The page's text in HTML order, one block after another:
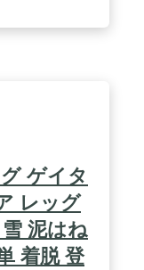
利です 。 休
社の製品は3
の本来の使
責任を負いか
ゲイタ
レッグ
泥はね
着脱 登